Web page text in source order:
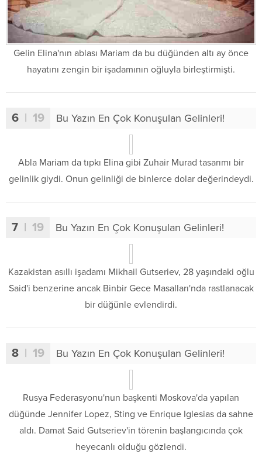
Gelin Elina'nın ablası Mariam da bu düğünden altı ay önce
hayatını zengin bir işadamının oğluyla birleştirmişti.
6 | 19 Bu Yazın En Çok Konuşulan Gelinleri!
Abla Mariam da tıpkı Elina gibi Zuhair Murad tasarımı bir
gelinlik giydi. Onun gelinliği de binlerce dolar değerindeydi.
7 | 19 Bu Yazın En Çok Konuşulan Gelinleri!
Kazakistan asıllı işadamı Mikhail Gutseriev, 28 yaşındaki oğlu
Said'i benzerine ancak Binbir Gece Masalları'nda rastlanacak
bir düğünle evlendirdi.
8 | 19 Bu Yazın En Çok Konuşulan Gelinleri!
Rusya Federasyonu'nun başkenti Moskova'da yapılan
düğünde Jennifer Lopez, Sting ve Enrique Iglesias da sahne
aldı. Damat Said Gutseriev'in törenin başlangıcında çok
heyecanlı olduğu gözlendi.